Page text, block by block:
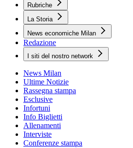
Rubriche
La Storia
News economiche Milan
Redazione
I siti del nostro network
News Milan
Ultime Notizie
Rassegna stampa
Esclusive
Infortuni
Info Biglietti
Allenamenti
Interviste
Conferenze stampa